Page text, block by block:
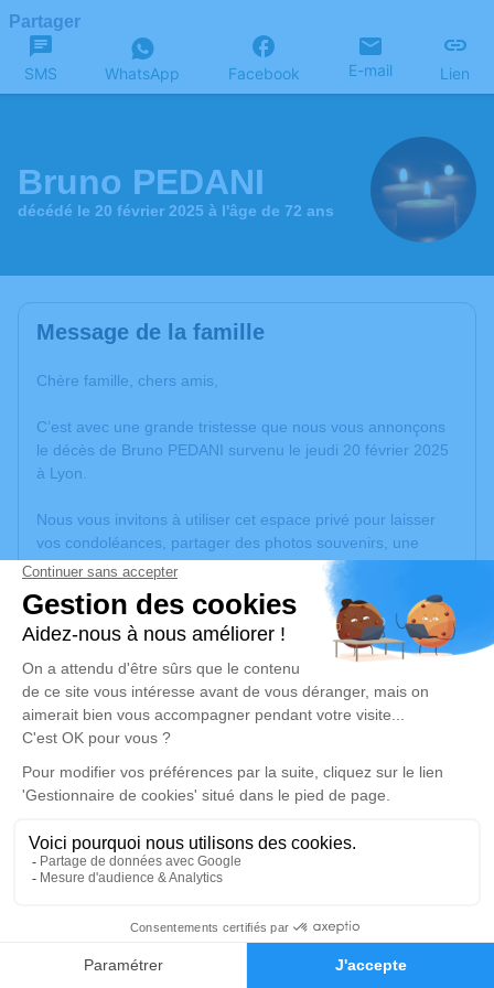
Faire-part Hommages
Partager
SMS WhatsApp Facebook E-mail Lien
Bruno PEDANI
décédé le 20 février 2025 à l'âge de 72 ans
Message de la famille
Chère famille, chers amis,
C’est avec une grande tristesse que nous vous annonçons
le décès de Bruno PEDANI survenu le jeudi 20 février 2025
à Lyon.
Nous vous invitons à utiliser cet espace privé pour laisser
vos condoléances, partager des photos souvenirs, une
anecdote ou exprimer vos pensées à travers des poèmes
ou des textes. Cet endroit est un lieu d'expression dédié à
honorer la mémoire de Bruno PEDANI.
Un service de plantation d’arbre hommage estdisponible
mercredi 26 février 2025 à 14h30
Église Saint Blaise de Écully
Je rends hommage